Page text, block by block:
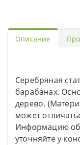
Описание
Серебряная
барабанах.
дерево.
может
Информацию об
уточняйте у